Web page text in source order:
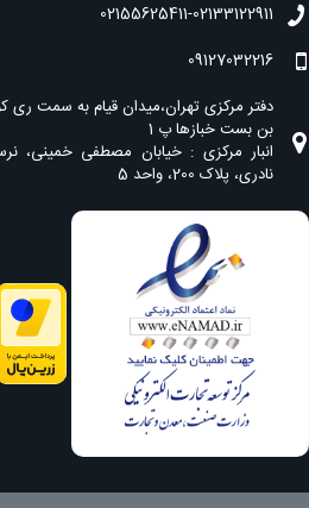
02155625411-02133122911
09127032216
دفتر مرکزی تهران،میدان قیام به سمت ری
انبار مرکزی : خیابان مصطفی خمینی،
نادری، پلاک 200، واحد 5